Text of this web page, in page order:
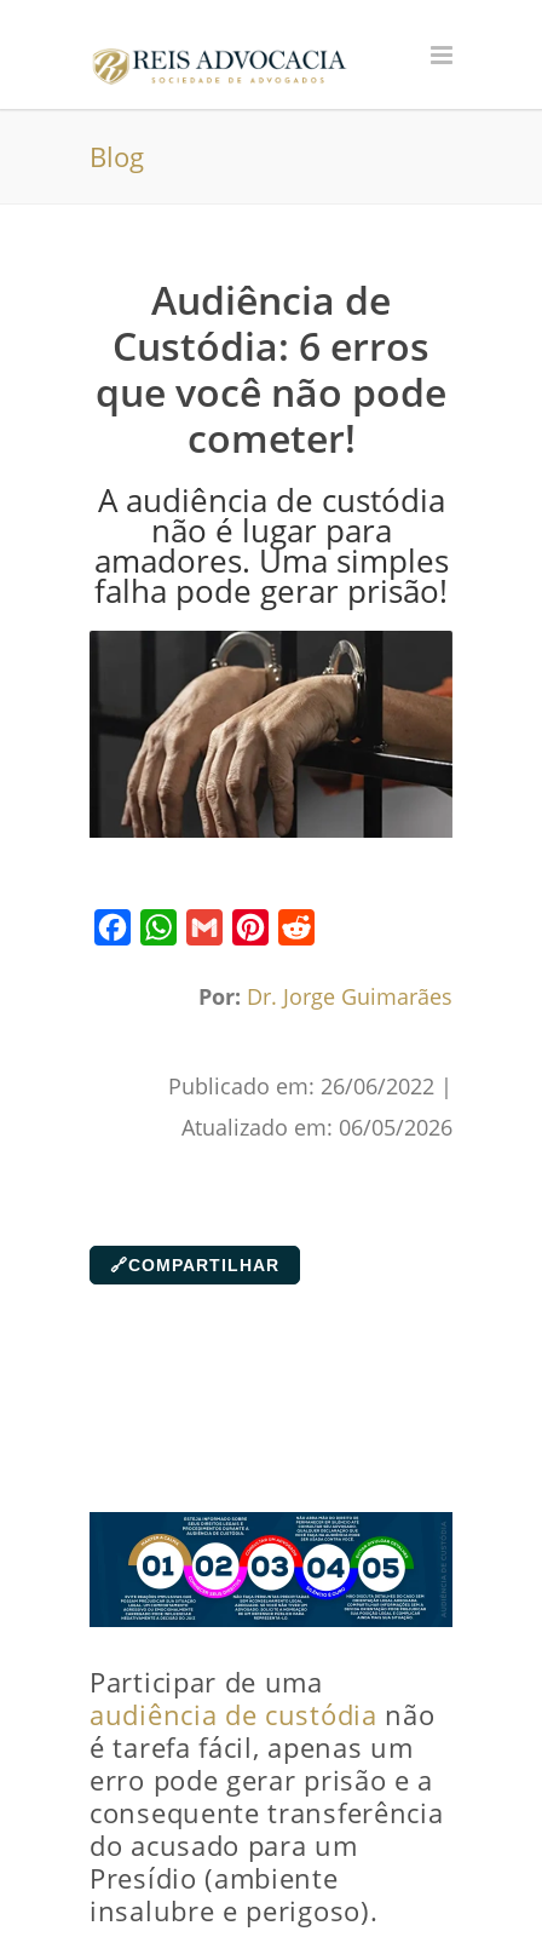
Blog
Audiência de
Custódia: 6 erros
que você não pode
cometer!
A audiência de custódia
não é lugar para
amadores. Uma simples
falha pode gerar prisão!
FacebookWhatsApp
Gmail Pinterest
Por: Dr. Jorge Guimarães
Publicado em: 26/06/2022 |
Atualizado em: 06/05/2026
🔗COMPARTILHAR
Participar de uma
audiência de custódia não
é tarefa fácil, apenas um
erro pode gerar prisão e a
consequente transferência
do acusado para um
Presídio (ambiente
insalubre e perigoso).